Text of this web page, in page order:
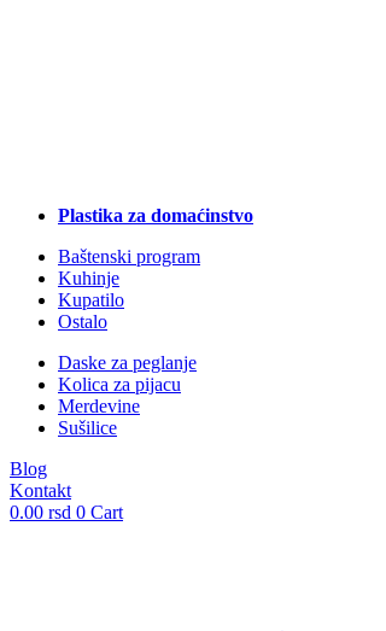
Plastika za domaćinstvo
Baštenski program
Kuhinje
Kupatilo
Ostalo
Daske za peglanje
Kolica za pijacu
Merdevine
Sušilice
Blog
Kontakt
0.00 rsd 0 Cart